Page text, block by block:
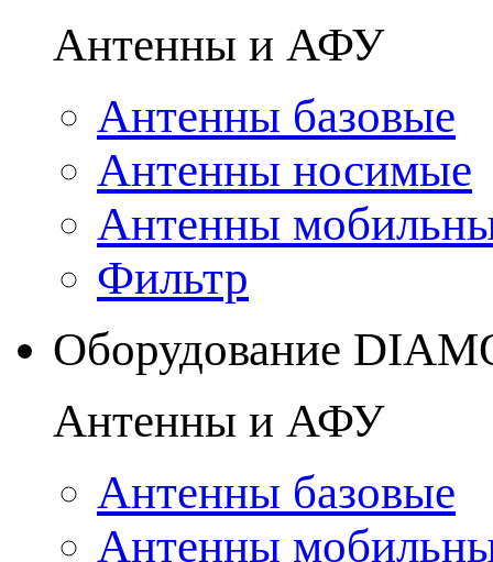
Антенны и АФУ
Антенны базовые
Антенны носимые
Антенны
Фильтр
Оборудование
Антенны и АФУ
Антенны базовые
Антенны